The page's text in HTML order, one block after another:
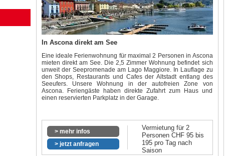
In Ascona direkt am See
Eine ideale Ferienwohnung für maximal 2 Personen in Ascona
mieten direkt am See. Die 2,5 Zimmer Wohnung befindet sich
unweit der Seepromenade am Lago Maggiore. In Lauflage zu
den Shops, Restaurants und Cafes der Altstadt entlang des
Seeufers. Unsere Wohnung in der autofreien Zone von
Ascona. Feriengäste haben direkte Zufahrt zum Haus und
einen reservierten Parkplatz in der Garage.
> mehr infos
> jetzt anfragen
Vermietung für 2
Personen CHF 95 bis
195 pro Tag nach
Saison